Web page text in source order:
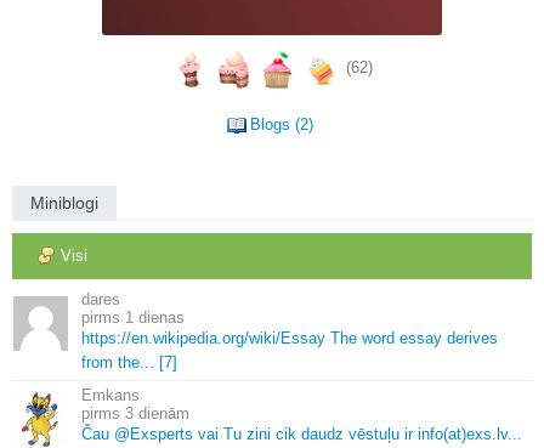
(62)
Blogs (2)
Miniblogi
Visi
dares
1 dienas
https://en.wikipedia.org/wiki/Essay The word essay derives
from the... [7]
Emkans
3 dienām
Čau @Exsperts vai Tu zini cik daudz vēstuļu ir info(at)exs. lv...